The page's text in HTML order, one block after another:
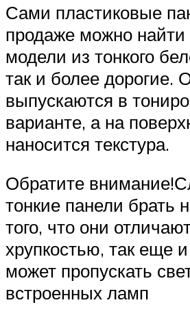
Сами пластиковые
продаже можно
модели из тонкого
так и более дорогие.
выпускаются в
варианте, а на
наносится текстура.
Обратите
тонкие панели брать
того, что они
хрупкостью, так еще
может пропускать
встроенных ламп